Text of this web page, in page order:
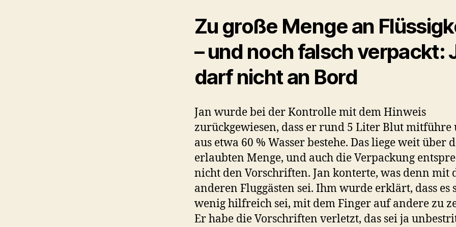
Zu große Menge an
– und noch falsch verpackt:
darf nicht an Bord
Jan wurde bei der Kontrolle mit dem Hinweis
zurückgewiesen, dass er rund 5 Liter Blut mitführe
aus etwa 60 % Wasser bestehe. Das liege weit über
erlaubten Menge, und auch die Verpackung
nicht den Vorschriften. Jan konterte, was denn mit
anderen Fluggästen sei. Ihm wurde erklärt, dass es
wenig hilfreich sei, mit dem Finger auf andere zu
Er habe die Vorschriften verletzt, das sei ja